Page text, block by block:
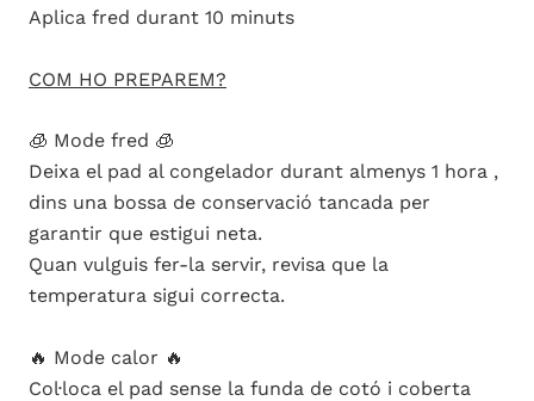
Aplica fred durant 10 minuts
COM HO PREPAREM?
🧊 Mode fred 🧊
Deixa el pad al congelador durant almenys 1 hora ,
dins una bossa de conservació tancada per
garantir que estigui neta.
Quan vulguis fer-la servir, revisa que la
temperatura sigui correcta.
🔥 Mode calor 🔥
Col·loca el pad sense la funda de cotó i coberta